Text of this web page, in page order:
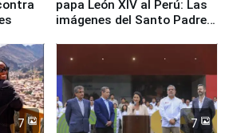
papa León XIV al Perú: Las
imágenes del Santo Padre
7 7